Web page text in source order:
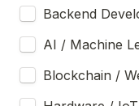
Backend
AI / Machine
Blockchain /